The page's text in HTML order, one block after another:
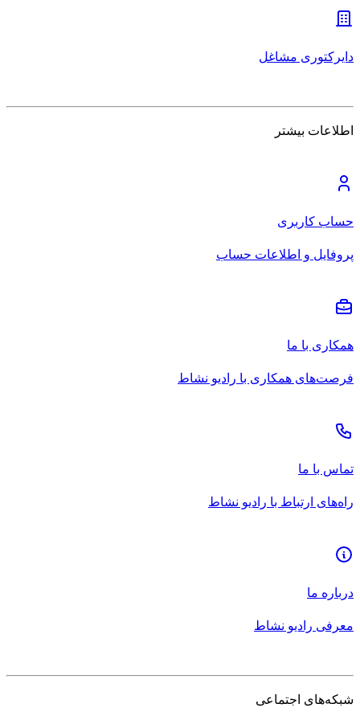
دایرکتوری مشاغل
اطلاعات بیشتر
حساب کاربری
پروفایل و اطلاعات حساب
همکاری با ما
فرصت‌های همکاری با رادیو نشاط
تماس با ما
راه‌های ارتباط با رادیو نشاط
درباره ما
معرفی رادیو نشاط
شبکه‌های اجتماعی